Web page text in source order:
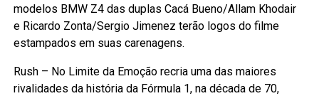
modelos BMW Z4 das duplas Cacá Bueno/Allam Khodair
e Ricardo Zonta/Sergio Jimenez terão logos do filme
estampados em suas carenagens.
Rush – No Limite da Emoção recria uma das maiores
rivalidades da história da Fórmula 1, na década de 70,